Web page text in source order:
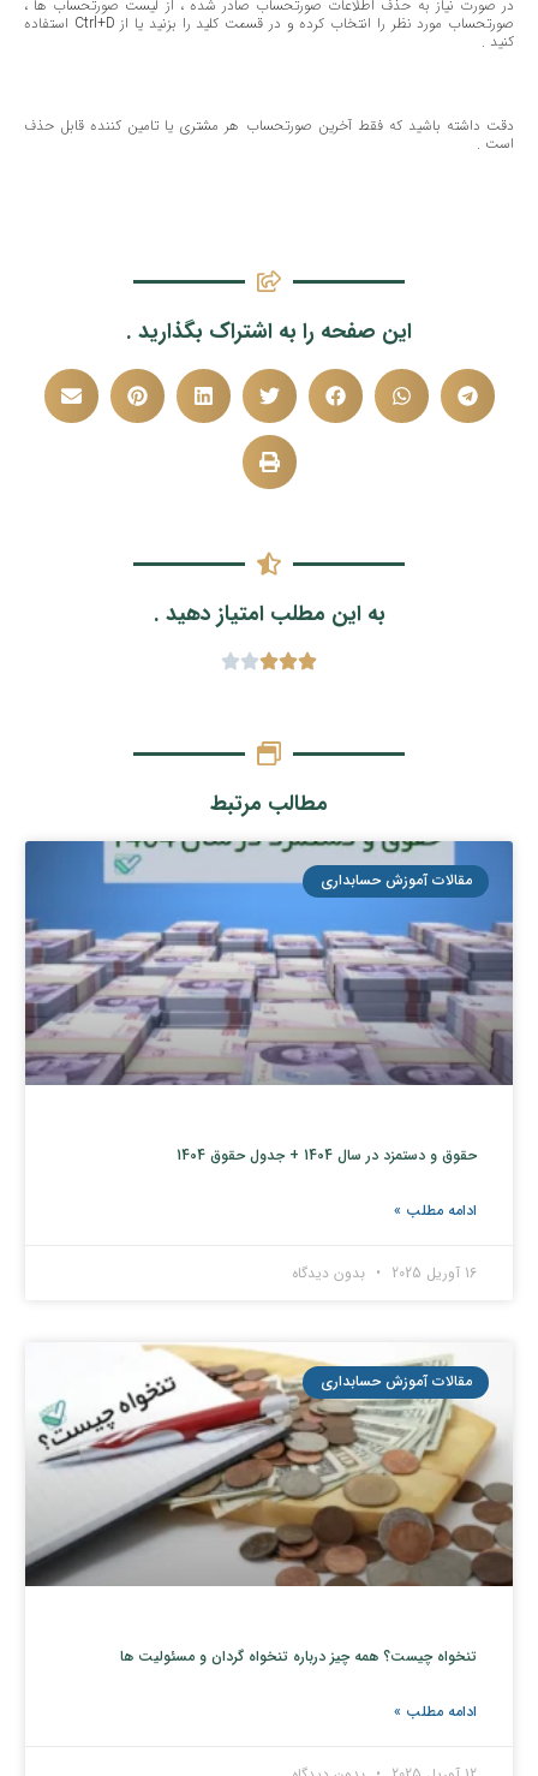
در صورت نیاز به حذف اطلاعات صورتحساب صادر شده ، از لیست صورتحساب ها ،
صورتحساب مورد نظر را انتخاب كرده و در قسمت كلید را بزنید یا از Ctrl+D استفاده
كنید .
دقت داشته باشید كه فقط آخرین صورتحساب هر مشتری یا تامین كننده قابل حذف
است .
این صفحه را به اشتراک بگذارید .
به این مطلب امتیاز دهید .
مطالب مرتبط
مقالات آموزش حسابداری
حقوق و دستمزد در سال 1404 + جدول حقوق 1404
ادامه مطلب »
16 آوریل 2025 بدون دیدگاه
مقالات آموزش حسابداری
تنخواه چیست؟ همه چیز درباره تنخواه گردان و مسئولیت ها
ادامه مطلب »